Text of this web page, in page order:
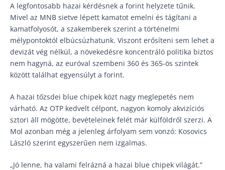
A legfontosabb hazai kérdésnek a forint helyzete tűnik.
Mivel az MNB sietve lépett kamatot emelni és tágítani a
kamatfolyosót, a szakemberek szerint a történelmi
mélypontoktól elbúcsúzhatunk. Viszont erősíteni sem lehet a
devizát vég nélkül, a növekedésre koncentráló politika biztos
nem hagyná, az euróval szembeni 360 és 365-ös szintek
között találhat egyensúlyt a forint.
A hazai tőzsdei blue chipek közt nagy meglepetés nem
várható. Az OTP kedvelt célpont, nagyon komoly akvizíciós
sztori áll mögötte, bevételeinek felét már külföldről szerzi. A
Mol azonban még a jelenleg árfolyam sem vonzó: Kosovics
László szerint egyszerűen nem izgalmas.
„Jó lenne, ha valami felrázná a hazai blue chipek világát.”